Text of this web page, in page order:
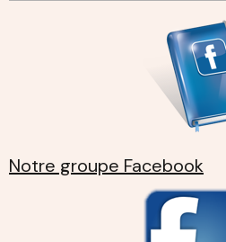
Notre groupe Facebook